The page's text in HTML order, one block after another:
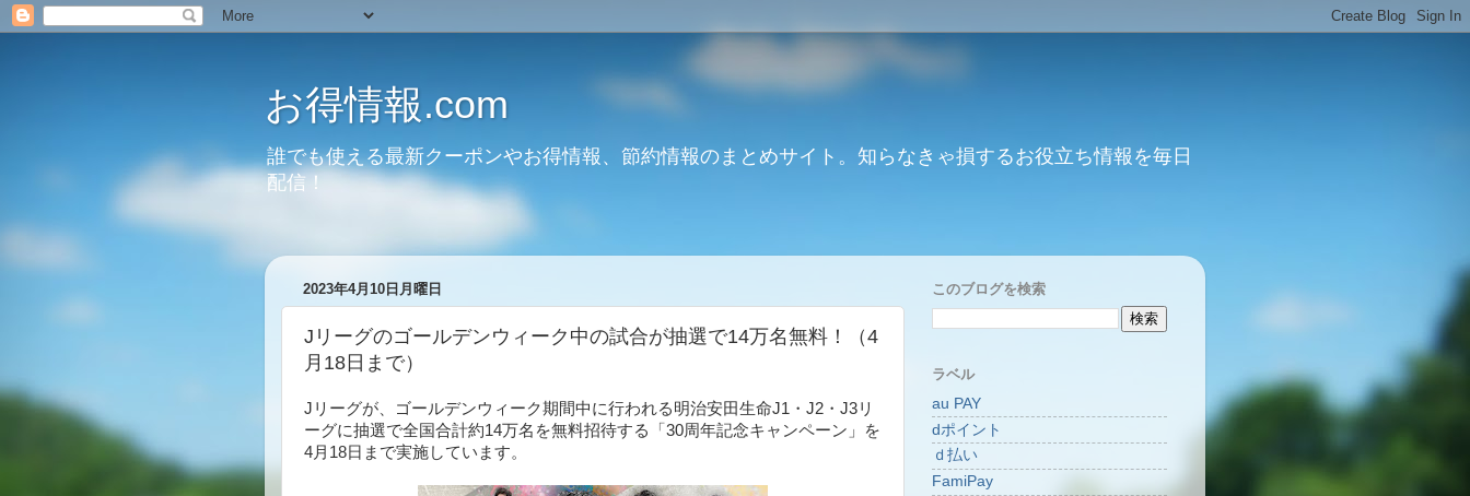
お得情報.com
誰でも使える最新クーポンやお得情報、節約情報のまとめサイト。知らなきゃ損するお役立ち情報を毎日
配信！
2023年4月10日月曜日
Jリーグのゴールデンウィーク中の試合が抽選で14万名無料！（4
月18日まで）
Jリーグが、ゴールデンウィーク期間中に行われる明治安田生命J1・J2・J3リ
ーグに抽選で全国合計約14万名を無料招待する「30周年記念キャンペーン」を
4月18日まで実施しています。
このブログを検索
ラベル
au PAY
dポイント
ｄ払い
FamiPay